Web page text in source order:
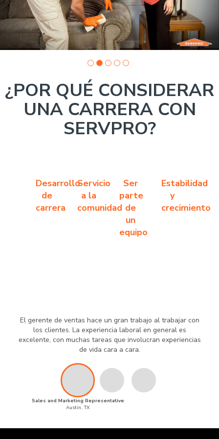
¿POR QUÉ CONSIDERAR
UNA CARRERA CON
SERVPRO?
Desarrollo
de
carrera
Servicio
a la
comunidad
Ser
parte
de
un
equipo
Estabilidad
y
crecimiento
El gerente de ventas hace un gran trabajo al trabajar con
los clientes. La experiencia laboral en general es
excelente, con muchas tareas que involucran experiencias
de vida cara a cara.
Sales and Marketing Representative
Austin, TX